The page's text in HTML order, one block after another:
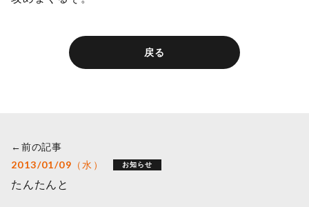
戻る
←前の記事
2013/01/09（水） お知らせ
たんたんと